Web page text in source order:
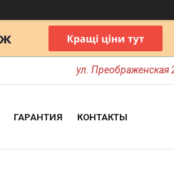
ул. Преображенская
ГАРАНТИЯ КОНТАКТЫ